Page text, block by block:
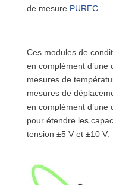
de mesure PUREC.
Ces modules de
en complément d’une
mesures de
mesures de
en complément
pour étendre les
tension ±5 V et ±10 V.